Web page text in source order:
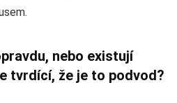
nebo existují
tvrdící, že je to podvod?